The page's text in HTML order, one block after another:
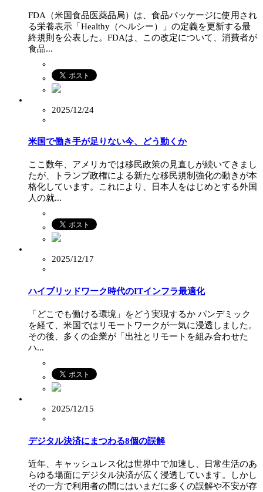
FDA（米国食品医薬品局）は、食品パッケージに使用され
る栄養表示「Healthy（ヘルシー）」の定義を更新する最
終規則を公表した。FDAは、この改定について、消費者が
食品...
2025/12/24
米国で働き手が足りない今、どう動くか
ここ数年、アメリカでは移民政策の見直しが続いてきまし
たが、トランプ政権による新たな移民規制強化の動きが本
格化しています。これにより、日本人をはじめとする外国
人の就...
2025/12/17
ハイブリッドワーク時代のITインフラ最適化
「どこでも働ける環境」をどう実現するか パンデミック
を経て、米国ではリモートワークが一気に浸透しました。
その後、多くの企業が「出社とリモートを組み合わせた
ハ...
2025/12/15
デジタル決済にまつわる8個の誤解
近年、キャッシュレス化は世界中で加速し、日常生活のあ
らゆる場面にデジタル決済が広く浸透しています。しかし
その一方で利用者の間にはいまだに多くの誤解や不安が存